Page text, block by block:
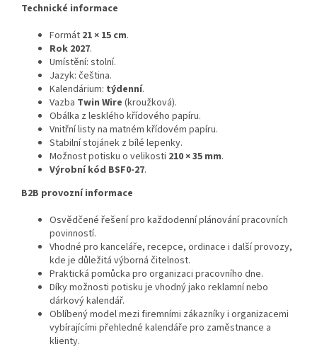
Technické informace
Formát 21 × 15 cm.
Rok 2027.
Umístění: stolní.
Jazyk: čeština.
Kalendárium: týdenní.
Vazba Twin Wire (kroužková).
Obálka z lesklého křídového papíru.
Vnitřní listy na matném křídovém papíru.
Stabilní stojánek z bílé lepenky.
Možnost potisku o velikosti 210 × 35 mm.
Výrobní kód BSF0-27.
B2B provozní informace
Osvědčené řešení pro každodenní plánování pracovních
povinností.
Vhodné pro kanceláře, recepce, ordinace i další provozy,
kde je důležitá výborná čitelnost.
Praktická pomůcka pro organizaci pracovního dne.
Díky možnosti potisku je vhodný jako reklamní nebo
dárkový kalendář.
Oblíbený model mezi firemními zákazníky i organizacemi
vybírajícími přehledné kalendáře pro zaměstnance a
klienty.